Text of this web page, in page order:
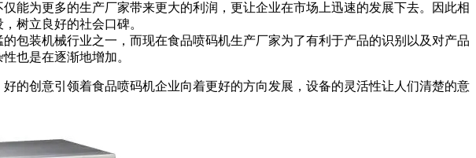
能为更多的生产厂家带来更大的利润，更让企业在市场上迅速的发展下去。因此相
树立良好的社会口碑。
包装机械行业之一，而现在食品喷码机生产厂家为了有利于产品的识别以及对产品
也是在逐渐地增加。
的创意引领着食品喷码机企业向着更好的方向发展，设备的灵活性让人们清楚的意